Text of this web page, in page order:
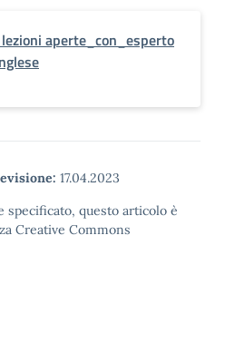
aperte_con_esperto
17.04.2023
specificato, questo articolo è
Creative Commons